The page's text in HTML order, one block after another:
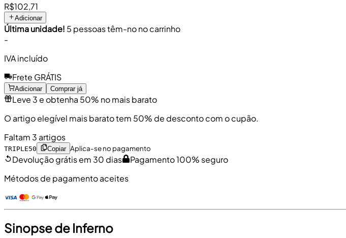
R$102,71
Adicionar
Última unidade! 5 pessoas têm-no no carrinho
-
IVA incluído
Frete GRÁTIS
Adicionar Comprar já
Leve 3 e obtenha 50% no mais barato
O artigo elegível mais barato tem 50% de desconto com o cupão.
Faltam 3 artigos
TRIPLE50 Copiar Aplica-se no pagamento
Devolução grátis em 30 dias
Pagamento 100% seguro
Métodos de pagamento aceites
Sinopse de Inferno